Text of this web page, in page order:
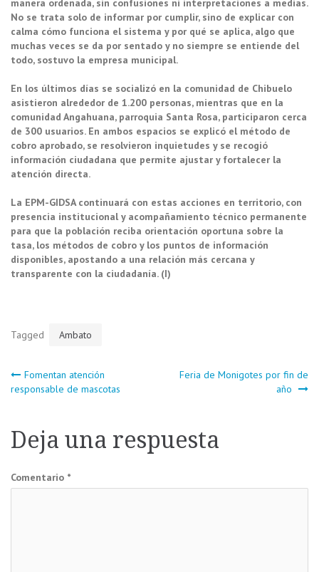
manera ordenada, sin confusiones ni interpretaciones a medias.
No se trata solo de informar por cumplir, sino de explicar con
calma cómo funciona el sistema y por qué se aplica, algo que
muchas veces se da por sentado y no siempre se entiende del
todo, sostuvo la empresa municipal.
En los últimos días se socializó en la comunidad de Chibuelo
asistieron alrededor de 1.200 personas, mientras que en la
comunidad Angahuana, parroquia Santa Rosa, participaron cerca
de 300 usuarios. En ambos espacios se explicó el método de
cobro aprobado, se resolvieron inquietudes y se recogió
información ciudadana que permite ajustar y fortalecer la
atención directa.
La EPM-GIDSA continuará con estas acciones en territorio, con
presencia institucional y acompañamiento técnico permanente
para que la población reciba orientación oportuna sobre la
tasa, los métodos de cobro y los puntos de información
disponibles, apostando a una relación más cercana y
transparente con la ciudadanía. (I)
Tagged Ambato
Navegación
entradas
Fomentan atención
responsable de mascotas
Feria de Monigotes por fin de
año
Deja una respuesta
Comentario *